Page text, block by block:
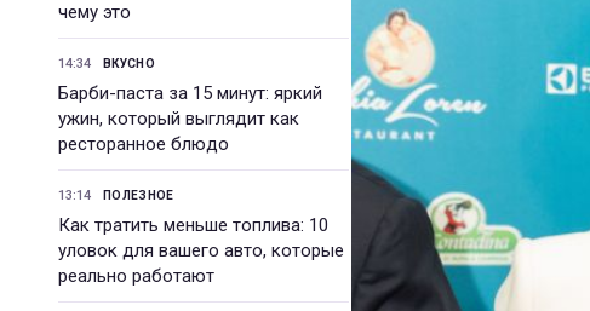
чему это
14:34 ВКУСНО
Барби-паста за 15 минут: яркий
ужин, который выглядит как
ресторанное блюдо
13:14 ПОЛЕЗНОЕ
Как тратить меньше топлива: 10
уловок для вашего авто, которые
реально работают